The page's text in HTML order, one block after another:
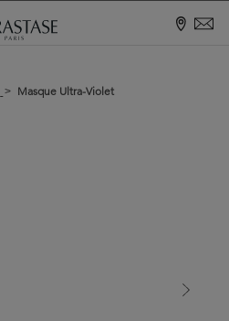
> Masque Ultra-Violet